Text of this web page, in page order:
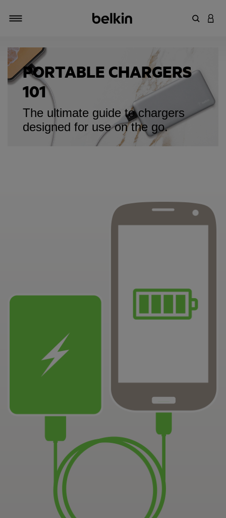
輸入關鍵
登入
PORTABLE CHARGERS
101
The ultimate guide to chargers
designed for use on the go.